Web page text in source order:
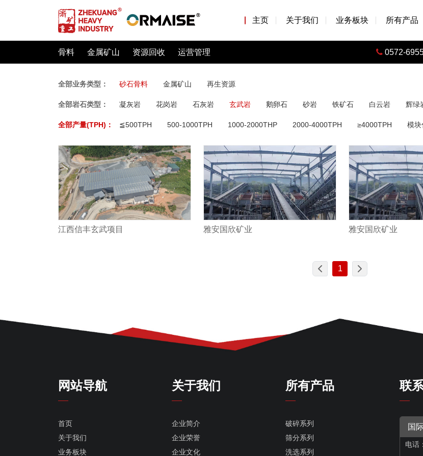
主页 关于我们 业务板块 所有产品
骨料 金属矿山 资源回收 运营管理 0572-
全部业务类型： 砂石骨料 金属矿山 再生资源
全部岩石类型： 凝灰岩 花岗岩 石灰岩 玄武岩 鹅卵石 砂岩 铁矿石 白云岩 辉绿
全部产量(TPH)： ≦500TPH 500-1000TPH 1000-2000THP 2000-4000TPH ≥4000TPH 模块
江西信丰玄武项目 雅安国欣矿业 雅安国欣矿业
1
网站导航
首页
关于我们
业务板块
关于我们
企业简介
企业荣誉
企业文化
所有产品
破碎系列
筛分系列
洗选系列
联
国
电话